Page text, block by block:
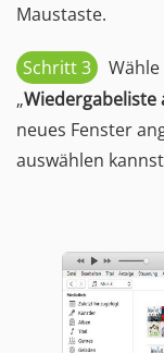
Maustaste.
Schritt 3
„
neues Fenster
auswählen